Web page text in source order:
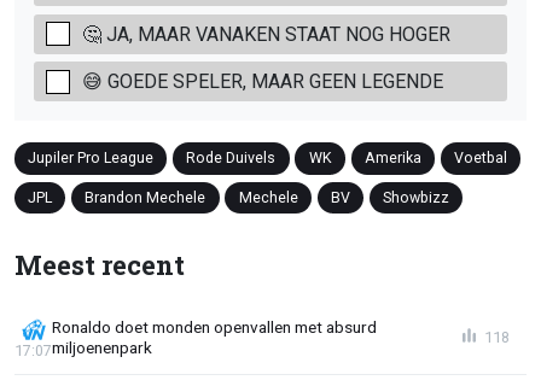
🤔 JA, MAAR VANAKEN STAAT NOG HOGER
😅 GOEDE SPELER, MAAR GEEN LEGENDE
Jupiler Pro League Rode Duivels WK Amerika Voetbal
JPL Brandon Mechele Mechele BV Showbizz
Meest recent
Ronaldo doet monden openvallen met absurd
miljoenenpark
17:07
118